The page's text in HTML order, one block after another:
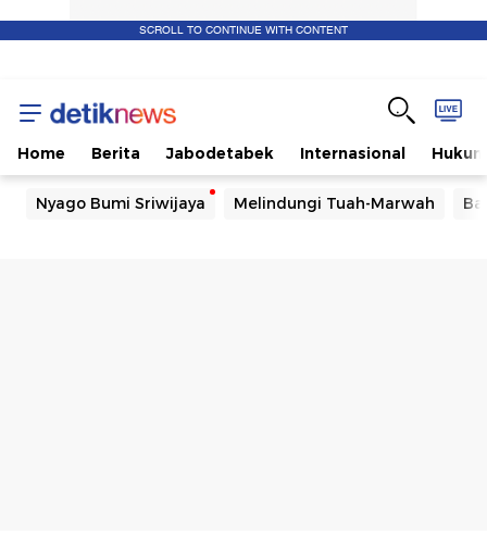
SCROLL TO CONTINUE WITH CONTENT
Home Berita Jabodetabek Internasional Hukum
Nyago Bumi Sriwijaya Melindungi Tuah-Marwah